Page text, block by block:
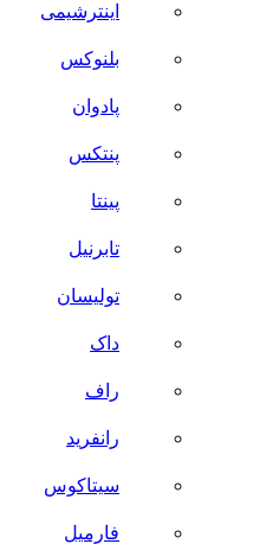
اینترشیمی
بلنوکس
پادوان
پنتکس
پینتا
تابرنیل
تولیسان
داک
راف
رانفرید
سیتاکوس
فارمیل